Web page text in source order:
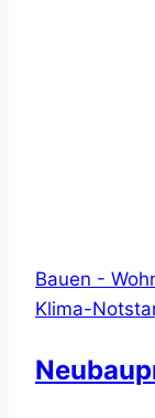
Bauen -
Klima-